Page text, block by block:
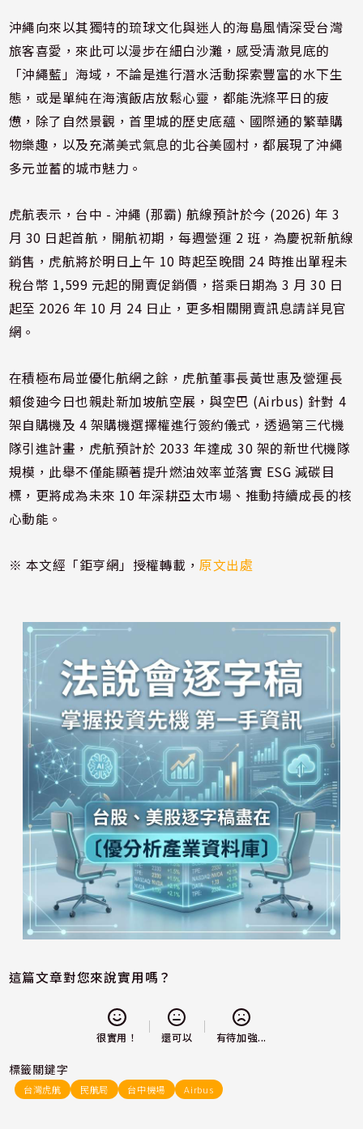
沖繩向來以其獨特的琉球文化與迷人的海島風情深受台灣
旅客喜愛，來此可以漫步在細白沙灘，感受清澈見底的
「沖繩藍」海域，不論是進行潛水活動探索豐富的水下生
態，或是單純在海濱飯店放鬆心靈，都能洗滌平日的疲
憊，除了自然景觀，首里城的歷史底蘊、國際通的繁華購
物樂趣，以及充滿美式氣息的北谷美國村，都展現了沖繩
多元並蓄的城市魅力。
虎航表示，台中 - 沖繩 (那霸) 航線預計於今 (2026) 年 3
月 30 日起首航，開航初期，每週營運 2 班，為慶祝新航線
銷售，虎航將於明日上午 10 時起至晚間 24 時推出單程未
稅台幣 1,599 元起的開賣促銷價，搭乘日期為 3 月 30 日
起至 2026 年 10 月 24 日止，更多相關開賣訊息請詳見官
網。
在積極布局並優化航網之餘，虎航董事長黃世惠及營運長
賴俊廸今日也親赴新加坡航空展，與空巴 (Airbus) 針對 4
架自購機及 4 架購機選擇權進行簽約儀式，透過第三代機
隊引進計畫，虎航預計於 2033 年達成 30 架的新世代機隊
規模，此舉不僅能顯著提升燃油效率並落實 ESG 減碳目
標，更將成為未來 10 年深耕亞太市場、推動持續成長的核
心動能。
※ 本文經「鉅亨網」授權轉載，原文出處
這篇文章對您來說實用嗎？
很實用！ 還可以 有待加強...
標籤關鍵字
台灣虎航 民航局 台中機場 Airbus